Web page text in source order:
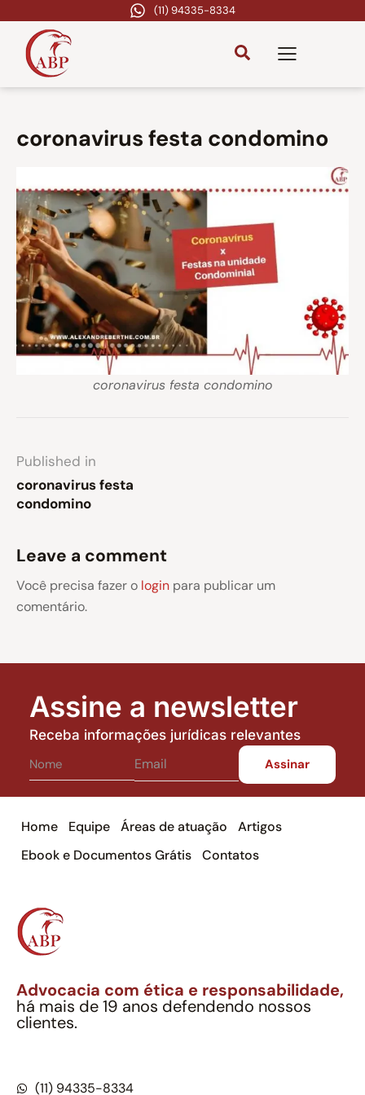
(11) 94335-8334
coronavirus festa condomino
coronavirus festa condomino
Published in
coronavirus festa
condomino
Leave a comment
Você precisa fazer o login para publicar um
comentário.
Assine a newsletter
Receba informações jurídicas relevantes
Home Equipe Áreas de atuação
Artigos
Ebook e Documentos Grátis
Contatos
Advocacia com ética e responsabilidade,
há mais de 19 anos defendendo nossos
clientes.
(11) 94335-8334